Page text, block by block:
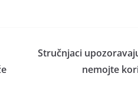
Stručnjaci
nemojte